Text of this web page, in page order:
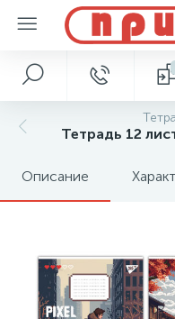
Тетрадь 12
Описание